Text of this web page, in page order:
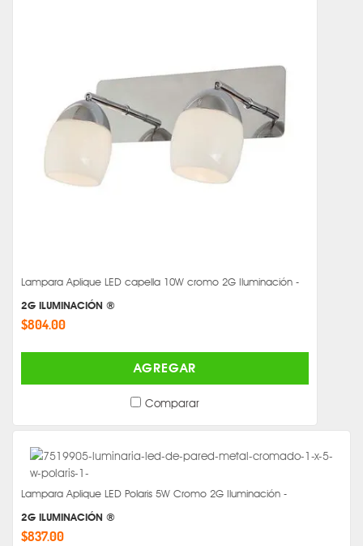
Lampara Aplique LED capella 10W cromo 2G Iluminación -
2G ILUMINACIÓN ®
$804.00
AGREGAR
Comparar
Lampara Aplique LED Polaris 5W Cromo 2G Iluminación -
2G ILUMINACIÓN ®
$837.00